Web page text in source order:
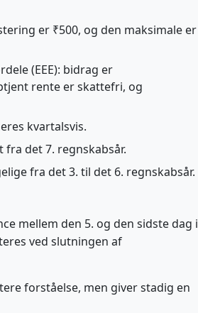
er ₹500, og den maksimale er
(EEE): bidrag er
rente er skattefri, og
kvartalsvis.
det 7. regnskabsår.
fra det 3. til det 6. regnskabsår.
mellem den 5. og den sidste dag i
ved slutningen af
forståelse, men giver stadig en